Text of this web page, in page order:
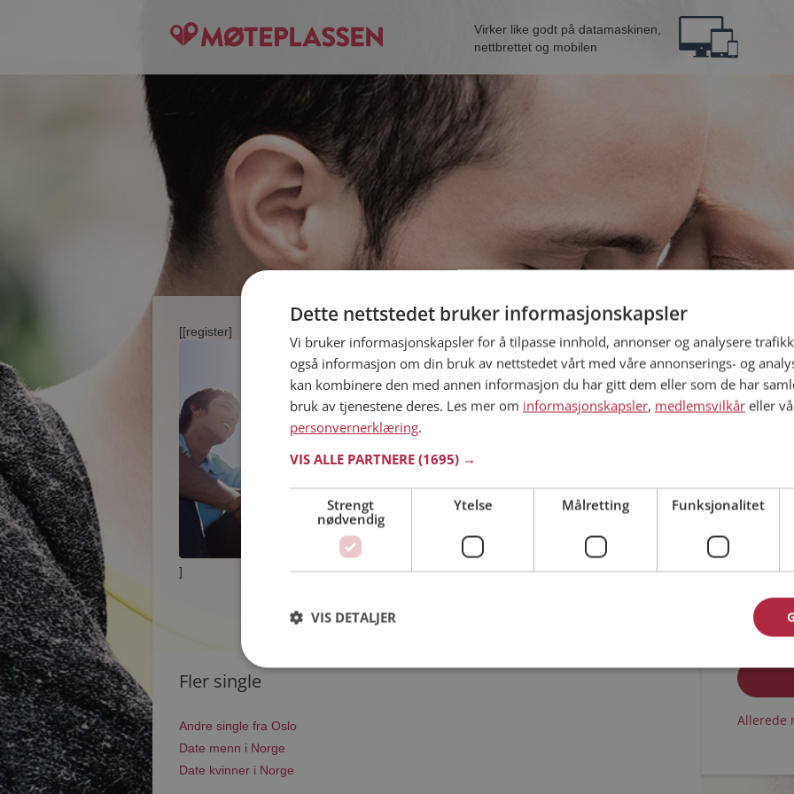
Virker like godt på datamaskinen,
nettbrettet og mobilen
[[register]
]
Fler single
Andre single fra Oslo
Date menn i Norge
Date kvinner i Norge
Jeg er en:
Jeg
Jeg
Allerede
Dette nettstedet bruker informasjonskapsler
Vi bruker informasjonskapsler for å tilpasse innhold, annonser og analysere
også informasjon om din bruk av nettstedet vårt med våre annonserings- og
kan kombinere den med annen informasjon du har gitt dem eller som de har
bruk av tjenestene deres. Les mer om informasjonskapsler, medlemsvilkår eller
personvernerklæring.
VIS ALLE PARTNERE (1695) →
Strengt
nødvendig
Ytelse Målretting Funksjonalitet
VIS DETALJER